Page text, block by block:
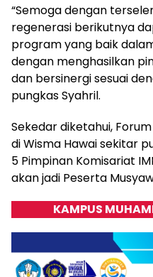
“Semoga dengan
regenerasi berikutnya
program yang baik
dengan menghasilkan
dan bersinergi sesuai
pungkas Syahril.
Sekedar diketahui,
di Wisma Hawai sekitar
5 Pimpinan Komisariat
akan jadi Peserta
KAMPUS